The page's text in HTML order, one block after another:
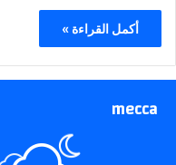
أكمل القراءة »
mecca